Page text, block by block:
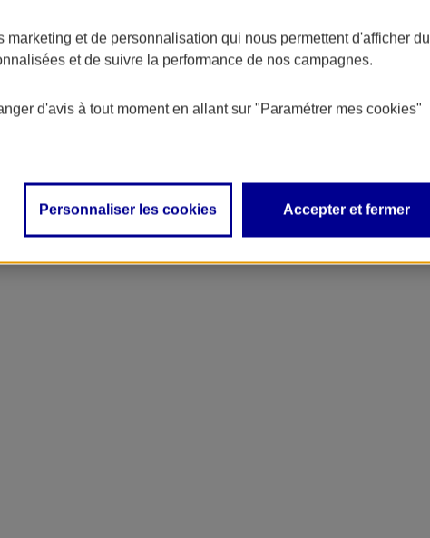
marketing et de personnalisation qui nous permettent d'afficher du
et de suivre la performance de nos campagnes.
d'avis à tout moment en allant sur "Paramétrer mes cookies"
Personnaliser les cookies Accepter et fermer